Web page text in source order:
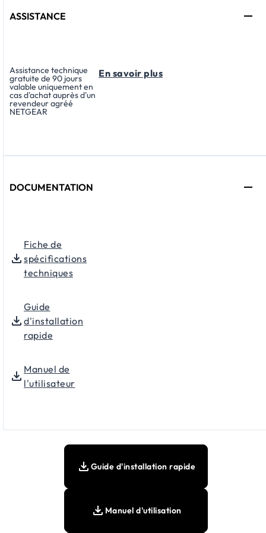
ASSISTANCE
Assistance technique
gratuite de 90 jours
valable uniquement en
cas d'achat auprès d'un
revendeur agréé
NETGEAR
En savoir plus
DOCUMENTATION
Fiche de
spécifications
techniques
Guide
d'installation
rapide
Manuel de
l'utilisateur
Guide d'installation rapide
Manuel d'utilisation